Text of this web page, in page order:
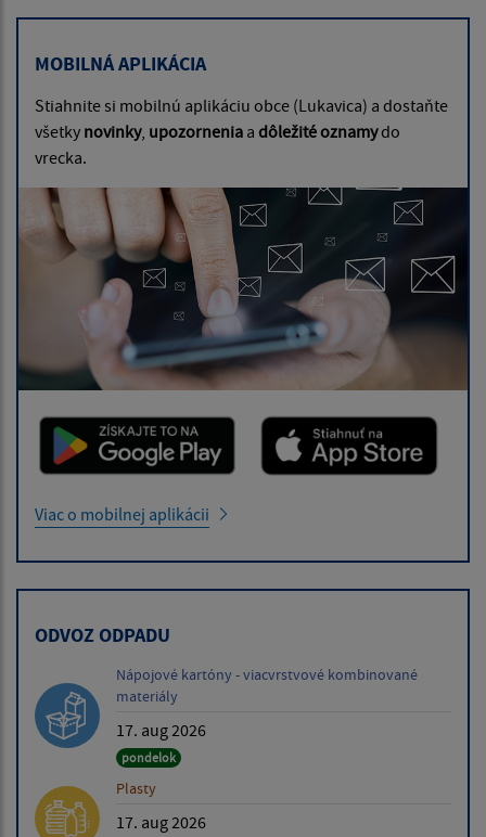
MOBILNÁ APLIKÁCIA
Stiahnite si mobilnú aplikáciu obce (Lukavica) a dostaňte
všetky novinky, upozornenia a dôležité oznamydo
vrecka.
Viac o mobilnej aplikácii
ODVOZ ODPADU
Nápojové kartóny - viacvrstvové kombinované
materiály
17. aug 2026
pondelok
Plasty
17. aug 2026